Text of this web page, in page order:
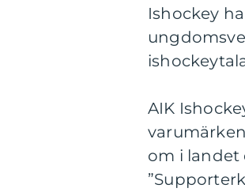
Ishockey
AIK
om i landet